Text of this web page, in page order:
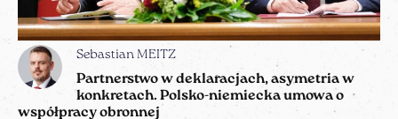
Sebastian MEITZ
Partnerstwo w deklaracjach, asymetria w
konkretach. Polsko-niemiecka umowa o
współpracy obronnej